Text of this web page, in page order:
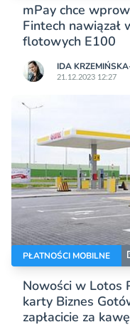
mPay chce
Fintech nawiązał
flotowych E100
IDA
21.12.2023 12:27
PŁATNOŚCI MOBILNE
Nowości w Lotos
karty Biznes
zapłacicie za